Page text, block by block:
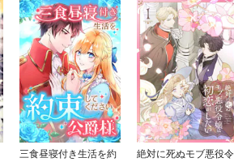
三食昼寝付き生活を約
絶対に死ぬモブ悪役令